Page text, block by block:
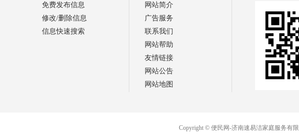
免费发布信息
修改/删除信息
信息快速搜索
网站简介
广告服务
联系我们
网站帮助
友情链接
网站公告
网站地图
Copyright © 便民网-济南速易洁家庭服务有